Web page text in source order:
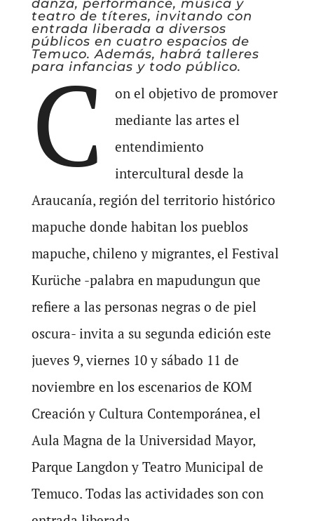
danza, performance, música y
teatro de títeres, invitando con
entrada liberada a diversos
públicos en cuatro espacios de
Temuco. Además, habrá talleres
para infancias y todo público.
C
on el objetivo de promover
mediante las artes el
entendimiento
intercultural desde la
Araucanía, región del territorio histórico
mapuche donde habitan los pueblos
mapuche, chileno y migrantes, el Festival
Kurüche -palabra en mapudungun que
refiere a las personas negras o de piel
oscura- invita a su segunda edición este
jueves 9, viernes 10 y sábado 11 de
noviembre en los escenarios de KOM
Creación y Cultura Contemporánea, el
Aula Magna de la Universidad Mayor,
Parque Langdon y Teatro Municipal de
Temuco. Todas las actividades son con